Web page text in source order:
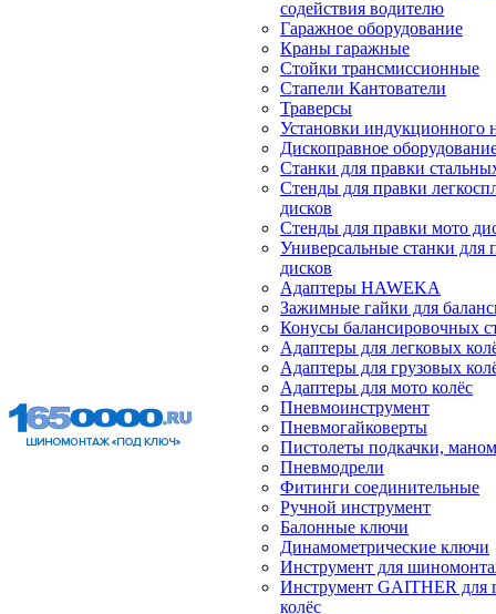
содействия водителю
Гаражное оборудование
Краны гаражные
Стойки трансмиссионные
Стапели Кантователи
Траверсы
Установки индукционного
Дископравное
Станки для правки
Стенды для правки
дисков
Стенды для правки мото
Универсальные станки для
дисков
Адаптеры HAWEKA
Зажимные гайки для
Конусы балансировочных
Адаптеры для легковых
Адаптеры для грузовых
Адаптеры для мото колёс
Пневмоинструмент
Пневмогайковерты
Пистолеты подкачки,
Пневмодрели
Фитинги соединительные
Ручной инструмент
Балонные ключи
Динамометрические ключи
Инструмент для
Инструмент GAITHER для
колёс